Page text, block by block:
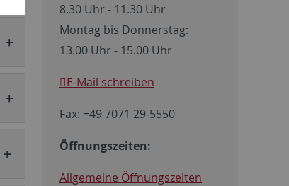
8.30 Uhr - 11.30 Uhr
Montag bis Donnerstag:
13.00 Uhr - 15.00 Uhr
E-Mail schreiben
Fax: +49 7071 29-5550
Öffnungszeiten:
Allgemeine Öffnungszeiten